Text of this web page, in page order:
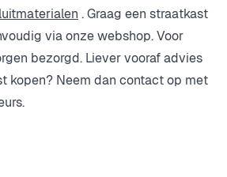
. Graag een straatkast
via onze webshop. Voor
bezorgd. Liever vooraf advies
kopen? Neem dan contactop met